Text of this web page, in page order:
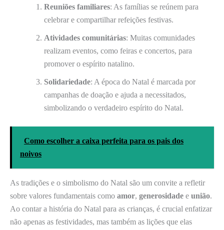
Reuniões familiares: As famílias se reúnem para
celebrar e compartilhar refeições festivas.
Atividades comunitárias: Muitas comunidades
realizam eventos, como feiras e concertos, para
promover o espírito natalino.
Solidariedade: A época do Natal é marcada por
campanhas de doação e ajuda a necessitados,
simbolizando o verdadeiro espírito do Natal.
Como escolher a caixa perfeita para os pais dos
noivos
As tradições e o simbolismo do Natal são um convite a refletir
sobre valores fundamentais como amor, generosidade e união.
Ao contar a história do Natal para as crianças, é crucial enfatizar
não apenas as festividades, mas também as lições que elas